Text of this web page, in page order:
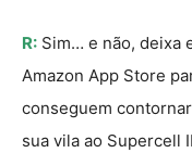
R: Sim… e não, deixa
Amazon App Store
conseguem
sua vila ao Supercell